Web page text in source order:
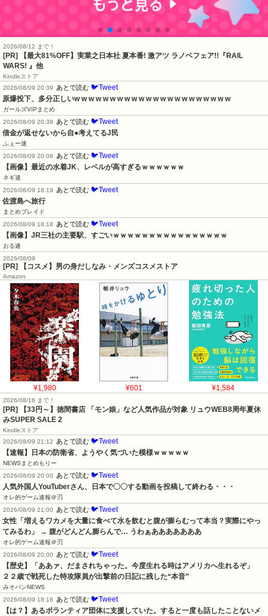
2026/08/12 まで！
[PR] 【最大81%OFF】実業之日本社 夏本番! 激アツ ラノベフェア!!『RAIL
WARS! 』他
Kindleストア
2026/08/09 20:39 あとで読む 🐦Tweet
原爆投下、多分正しいw w w w w w w w w w w w w w w w w w w w w w
ガールズVIPまとめ
2026/08/09 20:39 あとで読む 🐦Tweet
借金が返せないから自●考えてるJ民
ふぇー速
2026/08/09 20:06 あとで読む 🐦Tweet
【画像】最近の水着JK、レベルが高すぎるｗｗｗｗｗｗ
ネギ速
2026/08/09 18:19 あとで読む 🐦Tweet
佐渡島へ旅行
まとめブレイド
2026/08/09 18:18 あとで読む 🐦Tweet
【画像】JR三社の主要駅、すごいｗｗｗｗｗｗｗｗｗｗｗｗｗｗｗｗ
おる速
2026/08/09
[PR] 【コスメ】男の身だしなみ・メンズコスメストア
Amazon
¥1,980 ¥601 ¥1,584
2026/08/16 まで！
[PR]
【33円～】徳間書店 「モン娘」など人気作品が対象 リュウWEB8周年夏休
みSUPER SALE 2
Kindleストア
2026/08/09 21:12
あとで読む 🐦Tweet
【速報】日本の防衛省、ようやく気づいた模様ｗｗｗｗｗ
NEWSまとめもりー
2026/08/09 20:00
あとで読む 🐦Tweet
人気外国人YouTuberさん、日本で〇〇する動画を投稿して終わる・・・
オレ的ゲーム速報＠刃
2026/08/09 21:00
あとで読む 🐦Tweet
女性「増えるワカメを大量に食べて水を飲むと腹が膨らむって本当？実際にやっ
てみるわ」 → 腹がどんどん膨らんで… うわぁあああああああ
オレ的ゲーム速報＠刃
2026/08/09 20:00
あとで読む 🐦Tweet
【歴史】「ああァ、だまされちゃった。今度生れる時はアメリカへ生れるぞ」
２２歳で戦死した特攻隊員が出撃前の日記に残した“本音”
みそパンNEWS
2026/08/09 18:18
あとで読む 🐦Tweet
【は？】あるボランティア団体に支援していた。すると一度も話したことないメ